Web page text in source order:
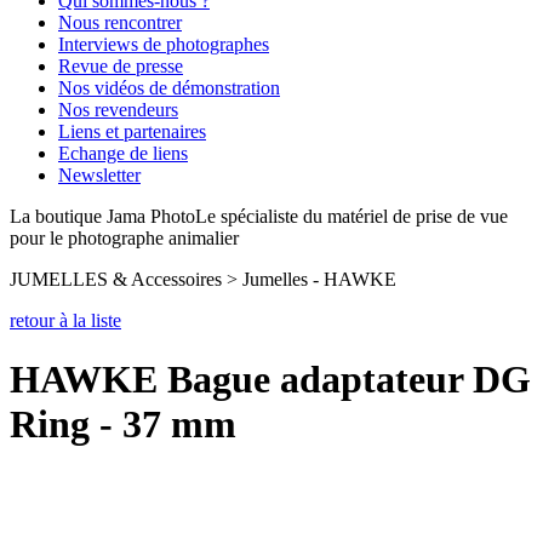
Nous rencontrer
Interviews de photographes
Revue de presse
Nos vidéos de démonstration
Nos revendeurs
Liens et partenaires
Echange de liens
Newsletter
La boutique Jama PhotoLe spécialiste du matériel de prise de vue
pour le photographe animalier
JUMELLES & Accessoires > Jumelles - HAWKE
retour à la liste
HAWKE Bague adaptateur DG
Ring - 37 mm